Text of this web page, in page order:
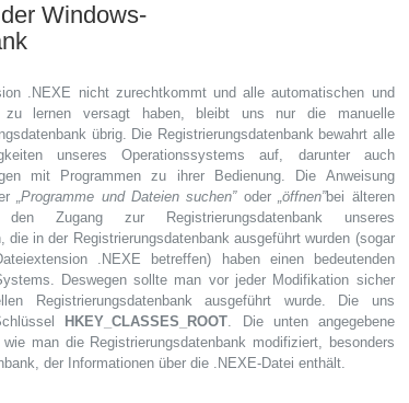
Windows-
.NEXE nicht zurechtkommt und alle automatischen und
zu lernen versagt haben, bleibt uns nur die manuelle
übrig. Die Registrierungsdatenbank bewahrt alle
unseres Operationssystems auf, darunter auch
mit Programmen zu ihrer Bedienung. Die Anweisung
„Programme und Dateien suchen”oder„öffnen”bei älteren
Zugang zur Registrierungsdatenbank unseres
in der Registrierungsdatenbank ausgeführt wurden (sogar
.NEXE betreffen) haben einen bedeutenden
Deswegen sollte man vor jeder Modifikation sicher
Registrierungsdatenbank ausgeführt wurde. Die uns
HKEY_CLASSES_ROOT. Die unten angegebene
man die Registrierungsdatenbank modifiziert, besonders
der Informationen über die .NEXE-Datei enthält.